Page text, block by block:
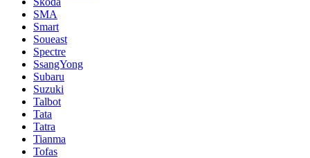
SMA
Smart
Soueast
Spectre
SsangYong
Subaru
Suzuki
Talbot
Tata
Tatra
Tianma
Tofas